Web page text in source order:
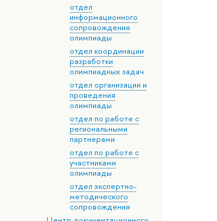
отдел
информационного
сопровождения
олимпиады
отдел координации
разработки
олимпиадных задач
отдел организации и
проведения
олимпиады
отдел по работе с
региональными
партнерами
отдел по работе с
участниками
олимпиады
отдел экспертно-
методического
сопровождения